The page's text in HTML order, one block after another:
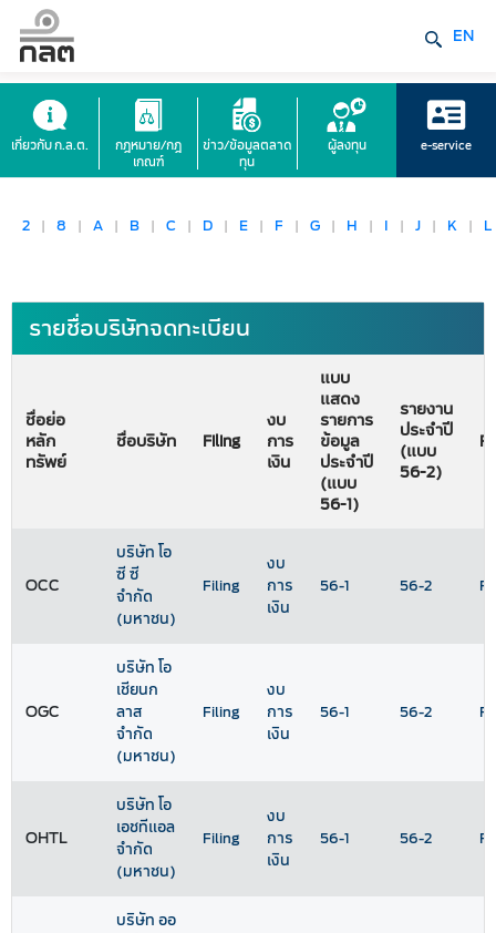
EN
เกี่ยวกับ ก.ล.ต.
กฎหมาย/กฎ
เกณฑ์
ข่าว/ข้อมูลตลาด
ทุน
ผู้ลงทุน e-service
2 | 8 | A | B | C | D | E | F | G | H | I | J | K | L
รายชื่อบริษัทจดทะเบียน
ชื่อย่อ
หลัก
ทรัพย์
ชื่อบริษัท Filing
งบ
การ
เงิน
แบบ
แสดง
รายการ
ข้อมูล
ประจำปี
(แบบ
56-1)
รายงาน
ประจำปี
(แบบ
56-2)
OCC
บริษัท โอ
ซี ซี
จำกัด
(มหาชน)
Filing
งบ
การ
เงิน
56-1 56-2
OGC
บริษัท โอ
เชียนก
ลาส
จำกัด
(มหาชน)
Filing
งบ
การ
เงิน
56-1 56-2
OHTL
บริษัท โอ
เอชทีแอล
จำกัด
(มหาชน)
Filing
งบ
การ
เงิน
56-1 56-2
บริษัท ออ